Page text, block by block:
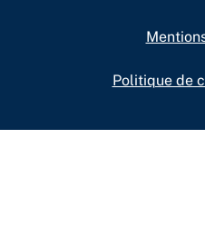
Politique de